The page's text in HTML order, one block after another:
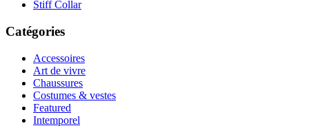
Stiff Collar
Catégories
Accessoires
Art de vivre
Chaussures
Costumes & vestes
Featured
Intemporel